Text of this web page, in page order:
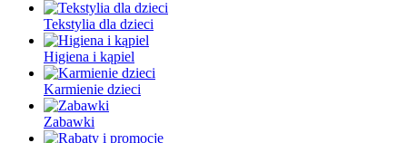
Tekstylia dla dzieci
Higiena i kąpiel
Karmienie dzieci
Zabawki